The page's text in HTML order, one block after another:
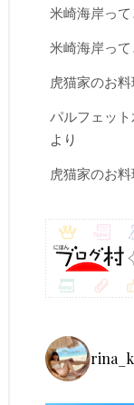
米崎海岸って
米崎海岸って
虎猫家のお料
パルフェッ
より
虎猫家のお料